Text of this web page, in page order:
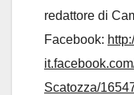
redattore di
Facebook:
Scatozza/